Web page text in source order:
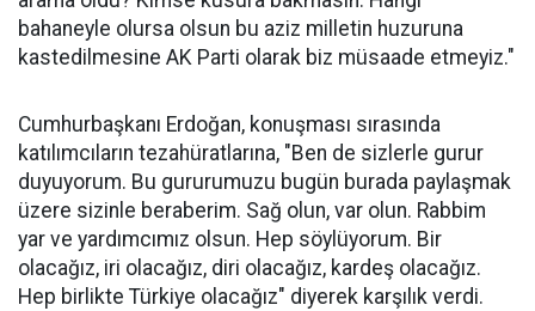
bahaneyle olursa olsun bu aziz milletin huzuruna
kastedilmesine AK Parti olarak biz müsaade etmeyiz."
Cumhurbaşkanı Erdoğan, konuşması sırasında
katılımcıların tezahüratlarına, "Ben de sizlerle gurur
duyuyorum. Bu gururumuzu bugün burada paylaşmak
üzere sizinle beraberim. Sağ olun, var olun. Rabbim
yar ve yardımcımız olsun. Hep söylüyorum. Bir
olacağız, iri olacağız, diri olacağız, kardeş olacağız.
Hep birlikte Türkiye olacağız" diyerek karşılık verdi.